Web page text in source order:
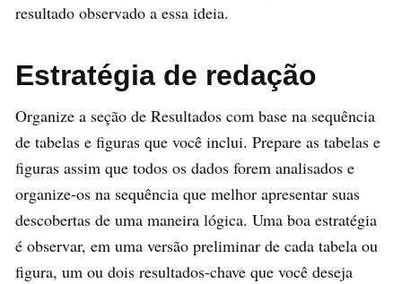
resultado observado a essa ideia.
Estratégia de redação
Organize a seção de Resultados com base na sequência
de tabelas e figuras que você inclui. Prepare as tabelas e
figuras assim que todos os dados forem analisados e
organize-os na sequência que melhor apresentar suas
descobertas de uma maneira lógica. Uma boa estratégia
é observar, em uma versão preliminar de cada tabela ou
figura, um ou dois resultados-chave que você deseja